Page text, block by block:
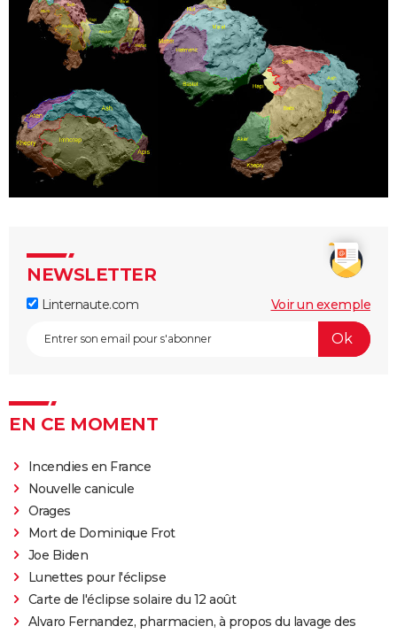
NEWSLETTER
Linternaute.com Voir un exemple
EN CE MOMENT
Incendies en France
Nouvelle canicule
Orages
Mort de Dominique Frot
Joe Biden
Lunettes pour l'éclipse
Carte de l'éclipse solaire du 12 août
Alvaro Fernandez, pharmacien, à propos du lavage des